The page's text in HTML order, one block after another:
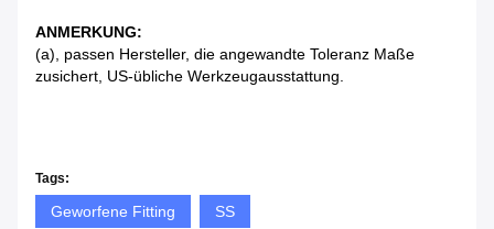
ANMERKUNG:
(a), passen Hersteller, die angewandte Toleranz Maße
zusichert, US-übliche Werkzeugausstattung.
Tags:
Geworfene Fitting SS